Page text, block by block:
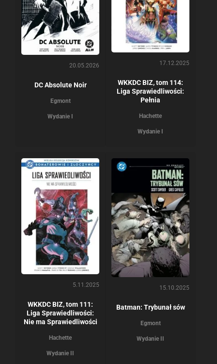
20.05.2026
DC Absolute Noir
Egmont
Wydanie I
17.12.2025
WKKDC BIZ, tom 114:
Liga Sprawiedliwości:
Pełnia
Hachette
Wydanie I
5.11.2025
WKKDC BIZ, tom 111:
Liga Sprawiedliwości:
Nie ma Sprawiedliwości
Hachette
Wydanie II
15.10.2025
Batman: Trybunał sów
Egmont
Wydanie II